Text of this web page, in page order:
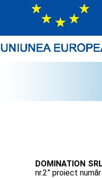
DOMINATION
nr.2” proiect număr